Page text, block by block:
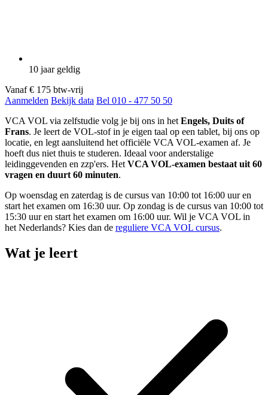
10 jaar geldig
Vanaf € 175 btw-vrij
Aanmelden Bekijk data Bel 010 - 477 50 50
VCA VOL via zelfstudie volg je bij ons in het Engels, Duits of
Frans. Je leert de VOL-stof in je eigen taal op een tablet, bij ons op
locatie, en legt aansluitend het officiële VCA VOL-examen af. Je
hoeft dus niet thuis te studeren. Ideaal voor anderstalige
leidinggevenden en zzp'ers. Het VCA VOL-examen bestaat uit 60
vragen en duurt 60 minuten.
Op woensdag en zaterdag is de cursus van 10:00 tot 16:00 uur en
start het examen om 16:30 uur. Op zondag is de cursus van 10:00 tot
15:30 uur en start het examen om 16:00 uur. Wil je VCA VOL in
het Nederlands? Kies dan de reguliere VCA VOL cursus.
Wat je leert